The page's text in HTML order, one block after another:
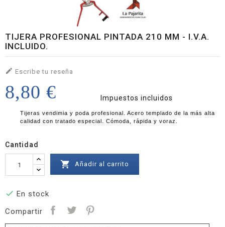
TIJERA PROFESIONAL PINTADA 210 MM - I.V.A.
INCLUIDO.
 Escribe tu reseña
8,80 € Impuestos incluidos
Tijeras vendimia y poda profesional. Acero templado de la más alta
calidad con tratado especial. Cómoda, rápida y voraz.
Cantidad
 Añadir al carrito
 En stock
Compartir